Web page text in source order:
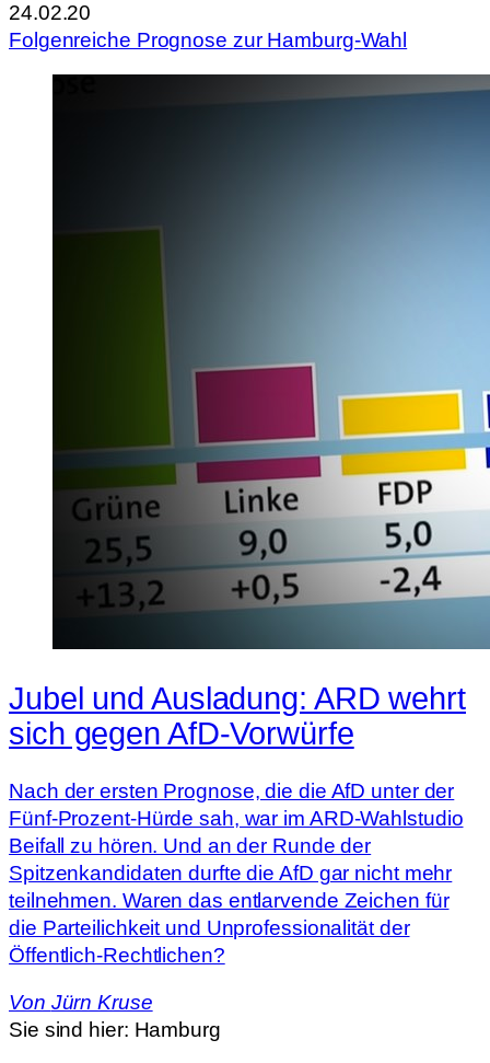
24.02.20
Folgenreiche Prognose zur Hamburg-Wahl
Jubel und Ausladung: ARD wehrt
sich gegen AfD-Vorwürfe
Nach der ersten Prognose, die die AfD unter der
Fünf-Prozent-Hürde sah, war im ARD-Wahlstudio
Beifall zu hören. Und an der Runde der
Spitzenkandidaten durfte die AfD gar nicht mehr
teilnehmen. Waren das entlarvende Zeichen für
die Parteilichkeit und Unprofessionalität der
Öffentlich-Rechtlichen?
Von Jürn Kruse
Sie sind hier: Hamburg